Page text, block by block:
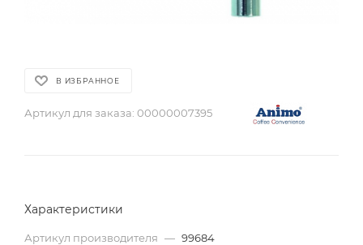
В ИЗБРАННОЕ
Артикул для заказа: 00000007395
Характеристики
Артикул производителя — 99684